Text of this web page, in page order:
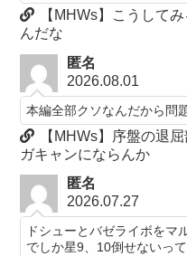
【MHWs】こうして
んだな
匿名
2026.08.01
本編全部クソなんだから問
【MHWs】序盤の退
ガキャンにならんか
匿名
2026.07.27
ドシューとバゼライボをマ
でしか星9、10倒せないっ